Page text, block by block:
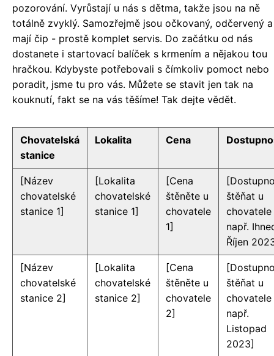
pozorování. Vyrůstají u nás s dětma, takže jsou na ně
totálně zvyklý. Samozřejmě jsou očkovaný, odčervený a
mají čip - prostě komplet servis. Do začátku od nás
dostanete i startovací balíček s krmením a nějakou tou
hračkou. Kdybyste potřebovali s čímkoliv pomoct nebo
poradit, jsme tu pro vás. Můžete se stavit jen tak na
kouknutí, fakt se na vás těšíme! Tak dejte vědět.
Chovatelská
stanice
Lokalita Cena
[Název
chovatelské
stanice 1]
[Lokalita
chovatelské
stanice 1]
[Cena
štěněte u
chovatele
1]
štěňat u
chovatele
např.
Říjen
[Název
chovatelské
stanice 2]
[Lokalita
chovatelské
stanice 2]
[Cena
štěněte u
chovatele
2]
štěňat u
chovatele
např.
Listopad
2023]